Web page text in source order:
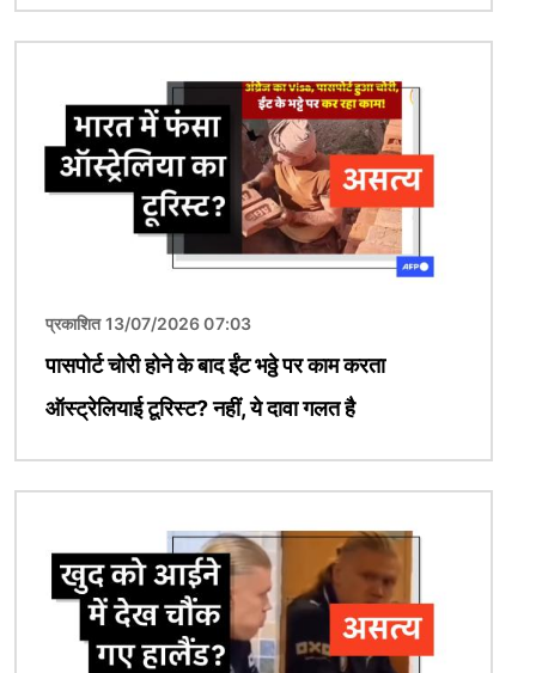
प्रकाशित 13/07/2026 07:03
पासपोर्ट चोरी होने के बाद ईंट भठ्ठे पर काम करता
ऑस्ट्रेलियाई टूरिस्ट? नहीं, ये दावा गलत है